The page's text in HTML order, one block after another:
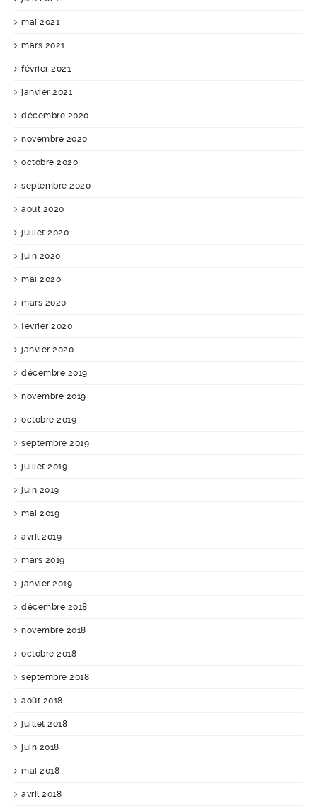
mai 2021
mars 2021
février 2021
janvier 2021
décembre 2020
novembre 2020
octobre 2020
septembre 2020
août 2020
juillet 2020
juin 2020
mai 2020
mars 2020
février 2020
janvier 2020
décembre 2019
novembre 2019
octobre 2019
septembre 2019
juillet 2019
juin 2019
mai 2019
avril 2019
mars 2019
janvier 2019
décembre 2018
novembre 2018
octobre 2018
septembre 2018
août 2018
juillet 2018
juin 2018
mai 2018
avril 2018